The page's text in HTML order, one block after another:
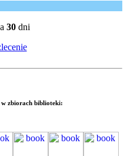
30 dni
zbiorach biblioteki: